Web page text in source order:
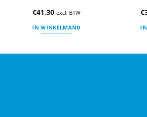
€41,30 excl. BTW
IN WINKELMAND
€